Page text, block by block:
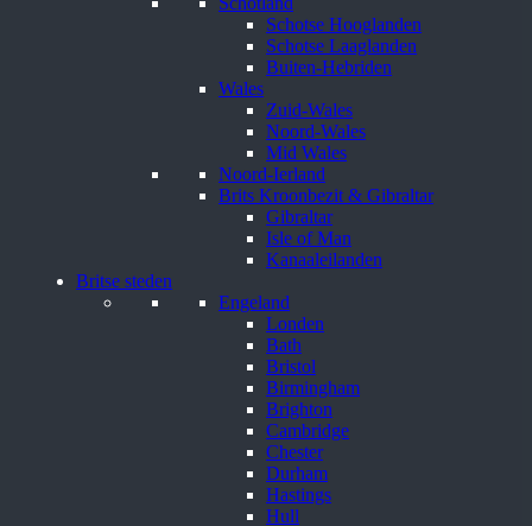
Schotse Hooglanden
Schotse Laaglanden
Buiten-Hebriden
Wales
Zuid-Wales
Noord-Wales
Mid Wales
Noord-Ierland
Brits Kroonbezit & Gibraltar
Gibraltar
Isle of Man
Kanaaleilanden
Britse steden
Engeland
Londen
Bath
Bristol
Birmingham
Brighton
Cambridge
Chester
Durham
Hastings
Hull